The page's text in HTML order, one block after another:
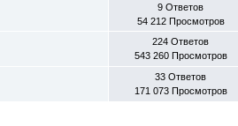
9 Ответов
54 212 Просмотров
224 Ответов
543 260 Просмотров
33 Ответов
171 073 Просмотров